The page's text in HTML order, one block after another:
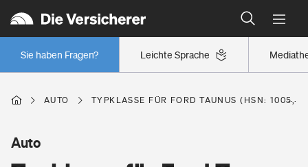
Leichte Sprache
Sie haben Fragen?
Wer versichert was: Jetzt Versicherer finden
Regionalklassen: So ist Ihre Region eingestuft
Wer versichert was: Jetzt Versicherer finden
AUTO TYPKLASSE FÜR FORD TAUNUS (HSN: 1005,
Auto